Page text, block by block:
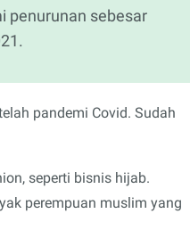
penurunan sebesar
pandemi Covid. Sudah
seperti bisnis hijab.
perempuan muslim yang